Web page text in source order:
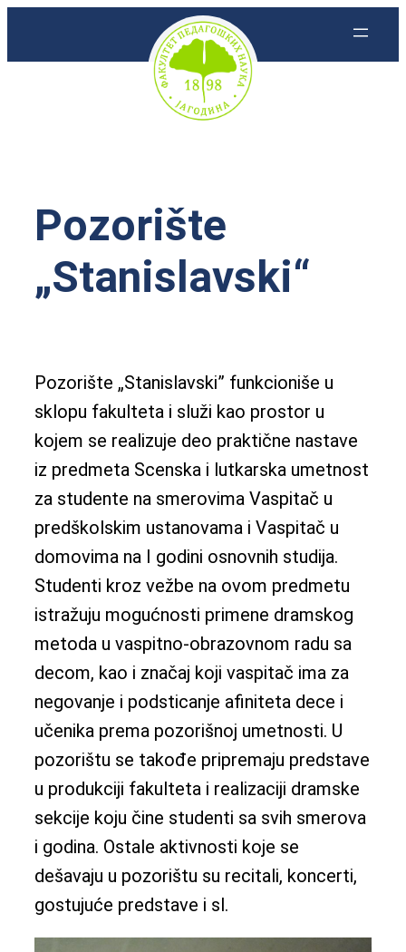
Pozorište
„Stanislavski“
Pozorište „Stanislavski” funkcioniše u
sklopu fakulteta i služi kao prostor u
kojem se realizuje deo praktične nastave
iz predmeta Scenska i lutkarska umetnost
za studente na smerovima Vaspitač u
predškolskim ustanovama i Vaspitač u
domovima na I godini osnovnih studija.
Studenti kroz vežbe na ovom predmetu
istražuju mogućnosti primene dramskog
metoda u vaspitno-obrazovnom radu sa
decom, kao i značaj koji vaspitač ima za
negovanje i podsticanje afiniteta dece i
učenika prema pozorišnoj umetnosti. U
pozorištu se takođe pripremaju predstave
u produkciji fakulteta i realizaciji dramske
sekcije koju čine studenti sa svih smerova
i godina. Ostale aktivnosti koje se
dešavaju u pozorištu su recitali, koncerti,
gostujuće predstave i sl.